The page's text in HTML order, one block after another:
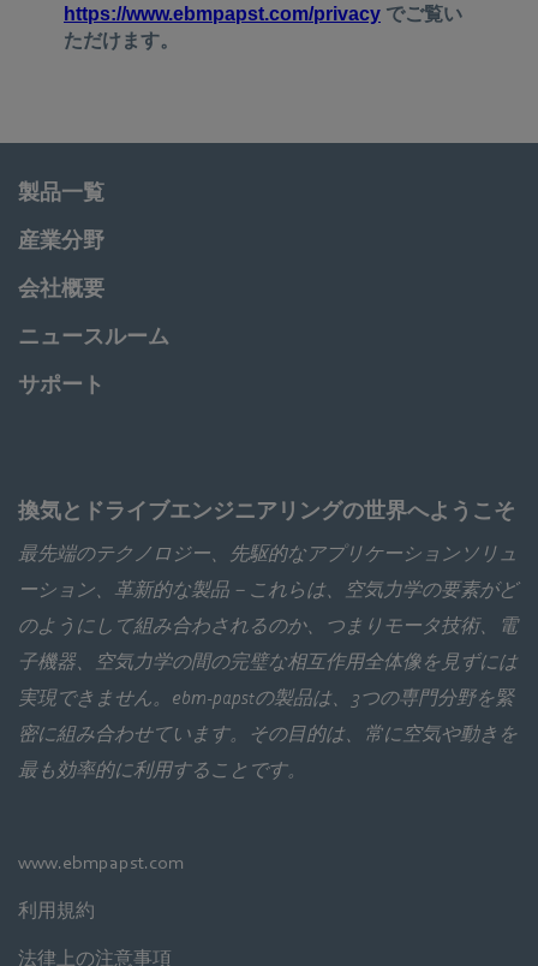
製品一覧
産業分野
会社概要
ニュースルーム
サポート
換気とドライブエンジニアリングの世界へようこそ
最先端のテクノロジー、先駆的なアプリケーションソリュ
ーション、革新的な製品－これらは、空気力学の要素がど
のようにして組み合わされるのか、つまりモータ技術、電
子機器、空気力学の間の完璧な相互作用全体像を見ずには
実現できません。ebm‑papstの製品は、3つの専門分野を緊
密に組み合わせています。その目的は、常に空気や動きを
最も効率的に利用することです。
www.ebmpapst.com
利用規約
法律上の注意事項